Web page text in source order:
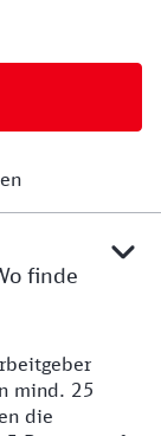
finde
mind. 25
die